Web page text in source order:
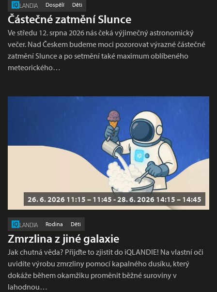
LANDIA Dospělí Děti
Částečné zatmění Slunce
Ve středu 12. srpna 2026 nás čeká výjimečný astronomický
večer. Nad Českem budeme moci pozorovat výrazné částečné
zatmění Slunce a po setmění také maximum oblíbeného
meteorického…
26. 6. 2026 11:15 – 11:45 - 28. 6. 2026 14:15 – 14:45
LANDIA Rodina Děti
Zmrzlina z jiné galaxie
Jak chutná věda? Přijďte to zjistit do iQLANDIE! Na vlastní oči
uvidíte výrobu zmrzliny pomocí kapalného dusíku, který
dokáže během okamžiku proměnit běžné suroviny v
lahodnou…